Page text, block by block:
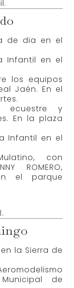
de
de día en el
Infantil en el
Infantil en el
Infantil de
de Los
y el Tesoro
Disfraces, y
de fuegos
Fiestas.